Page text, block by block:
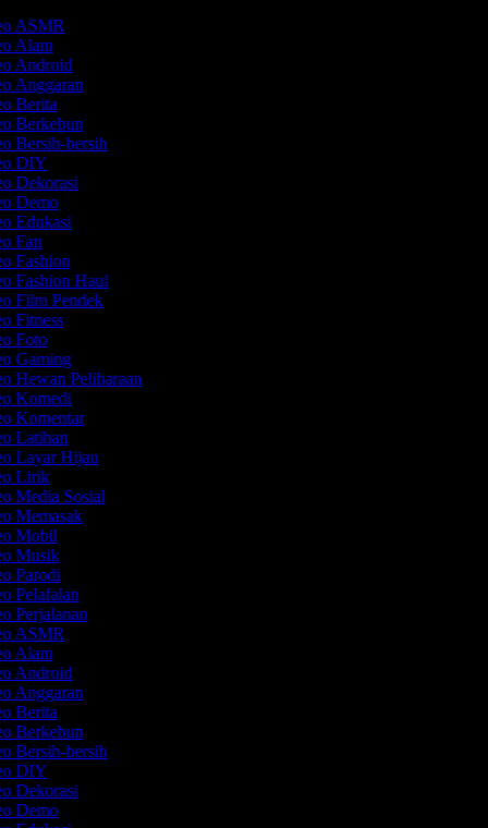
ASMR
Alam
Android
Anggaran
Berita
Berkebun
Bersih-bersih
DIY
Dekorasi
Demo
Edukasi
Fan
Fashion
Fashion Haul
Film Pendek
Fitness
Foto
Gaming
Hewan Peliharaan
Komedi
Komentar
Latihan
Layar Hijau
Lirik
Media Sosial
Memasak
Mobil
Musik
Parodi
Pelafalan
Perjalanan
ASMR
Alam
Android
Anggaran
Berita
Berkebun
Bersih-bersih
DIY
Dekorasi
Demo